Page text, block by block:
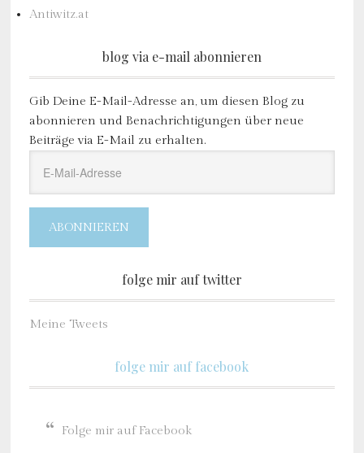
Antiwitz.at
blog via e-mail abonnieren
Gib Deine E-Mail-Adresse an, um diesen Blog zu
abonnieren und Benachrichtigungen über neue
Beiträge via E-Mail zu erhalten.
Mail-
Adresse
ABONNIEREN
folge mir auf twitter
Meine Tweets
folge mir auf facebook
Folge mir auf Facebook